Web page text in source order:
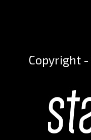
Copyright -